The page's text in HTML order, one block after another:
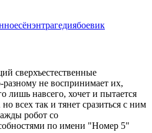
сёнэнтрагедиябоевик
сверхъестественные
не воспринимает их,
лишь навсего, хочет и пытается
всех так и тянет сразиться с ним
робот со
по имени "Номер 5"